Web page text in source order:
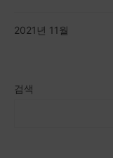
검색
2021년 11월